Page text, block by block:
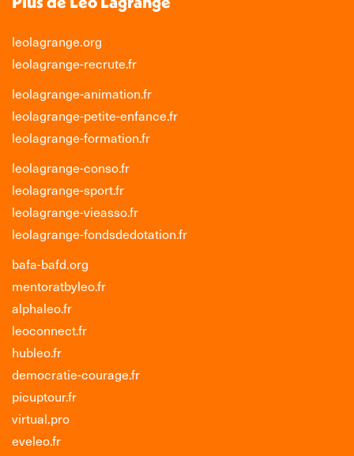
leolagrange.org
leolagrange-recrute.fr
leolagrange-animation.fr
leolagrange-petite-enfance.fr
leolagrange-formation.fr
leolagrange-conso.fr
leolagrange-sport.fr
leolagrange-vieasso.fr
leolagrange-fondsdedotation.fr
bafa-bafd.org
mentoratbyleo.fr
alphaleo.fr
leoconnect.fr
hubleo.fr
democratie-courage.fr
picuptour.fr
virtual.pro
eveleo.fr